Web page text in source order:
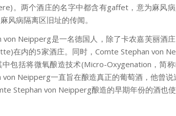
。两个酒庄的名字中都含有gaffet，意为麻风
风病隔离区旧址的传闻。
Neipperg是一名德国人，除了卡农嘉芙丽酒
在内的5家酒庄。同时，Comte Stephan von
包括将微氧酿造技术(Micro-Oxygenation，简
Neipperg一直旨在酿造真正的葡萄酒，他曾说
Stephan von Neipperg酿造的早期年份的酒也